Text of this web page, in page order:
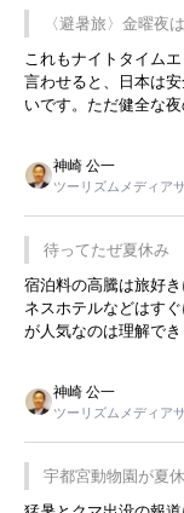
〈避暑旅〉金曜夜
これもナイトタイム
言わせると、日本は
いです。ただ健全な
ような意味で、金曜
限らず外国人にとっ
神崎 公一
ツーリズムメディア
待ってたぜ夏休み
宿泊料の高騰は旅好
ネスホテルなどはす
が人気なのは理解で
をした時は、移動は
用してホテル代を浮
す。若い人が夜行バ
が残らないのかなと
神崎 公一
ツーリズムメディア
宇都宮動物園が夏
開催